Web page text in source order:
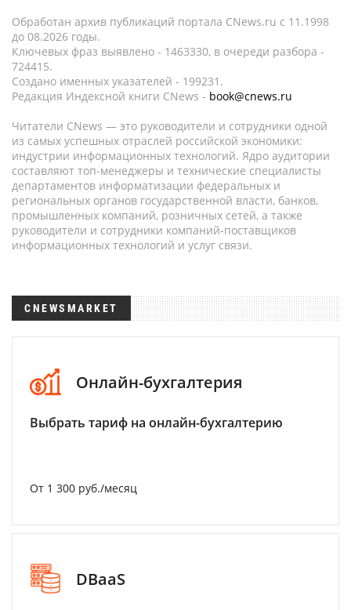
Обработан архив публикаций портала CNews.ru c 11.1998
до 08.2026 годы.
Ключевых фраз выявлено - 1463330, в очереди разбора -
724415.
Создано именных указателей - 199231.
Редакция Индексной книги CNews - book@cnews.ru
Читатели CNews — это руководители и сотрудники одной
из самых успешных отраслей российской экономики:
индустрии информационных технологий. Ядро аудитории
составляют топ-менеджеры и технические специалисты
департаментов информатизации федеральных и
региональных органов государственной власти, банков,
промышленных компаний, розничных сетей, а также
руководители и сотрудники компаний-поставщиков
информационных технологий и услуг связи.
CNEWSMARKET
Онлайн-бухгалтерия
Выбрать тариф на онлайн-бухгалтерию
От 1 300 руб./месяц
DBaaS